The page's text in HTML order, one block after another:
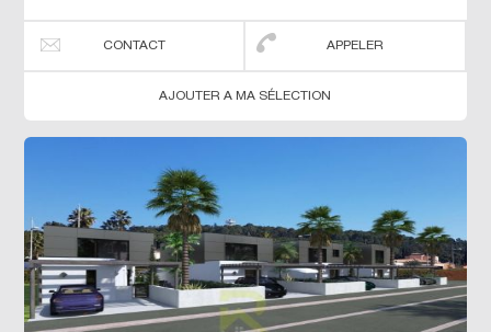
CONTACT APPELER
AJOUTER A MA SÉLECTION